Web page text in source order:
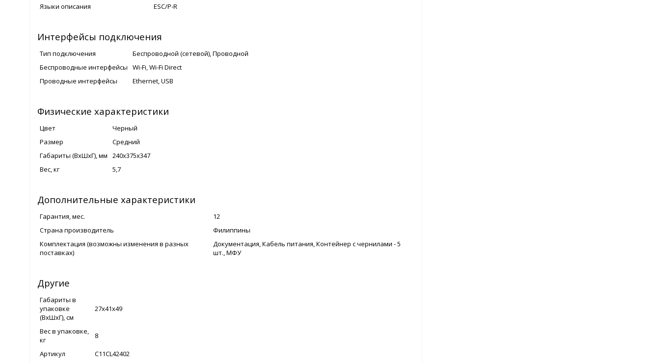
Языки описания
ESC/P-R
Интерфейсы подключения
Тип подключения
Беспроводной (сетевой), Проводной
Беспроводные интерфейсы
Wi-Fi, Wi-Fi Direct
Проводные интерфейсы
Ethernet, USB
Физические характеристики
Цвет
Черный
Размер
Средний
Габариты (ВхШхГ), мм
240х375х347
Вес, кг
5,7
Дополнительные характеристики
Гарантия, мес.
12
Страна производитель
Филиппины
Комплектация (возможны изменения в разных
поставках)
Документация, Кабель питания, Контейнер с чернилами - 5
шт., МФУ
Другие
Габариты в
упаковке
(ВхШхГ), см
27x41x49
Вес в упаковке,
кг
8
Артикул C11CL42402